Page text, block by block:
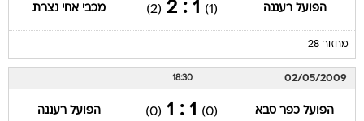
הפועל רעננה (1)
1 : 2
(2) מכבי אחי נצרת
מחזור 28
02/05/2009
18:30
הפועל כפר סבא (0)
1 : 1
(0) הפועל רעננה